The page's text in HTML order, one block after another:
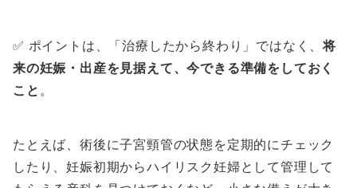
✅ ポイントは、「治療したから終わり」ではなく、将
来の妊娠・出産を見据えて、今できる準備をしておく
こと 。
たとえば、術後に子宮頸管の状態を定期的にチェック
したり、妊娠初期からハイリスク妊婦として管理して